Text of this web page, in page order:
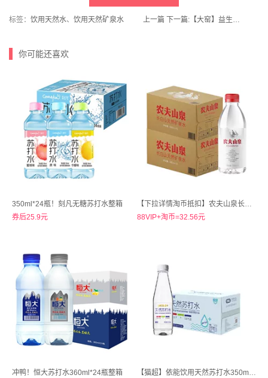
标签： 饮用天然水、 饮用天然矿泉水 上一篇 下一篇: 【大窑】益生元气泡水330ml×12罐清爽登场！
你可能还喜欢
350ml*24瓶！刻凡无糖苏打水整箱
券后25.9元
【下拉详情淘币抵扣】农夫山泉长白山天然矿泉水380ml*15瓶*2箱
88VIP+淘币=32.56元
冲鸭！恒大苏打水360ml*24瓶整箱 【猫超】依能饮用天然苏打水350ml×24瓶